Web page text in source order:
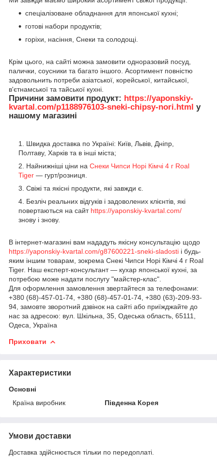
спеціалізоване обладнання для японської кухні;
готові набори продуктів;
горіхи, насіння, Снеки та солодощі.
Крім цього, на сайті можна замовити одноразовий посуд,
палички, соусники та багато іншого. Асортимент повністю
задовольнить потреби азіатської, корейської, китайської,
в'єтнамської та тайської кухні.
Причини замовити продукт: https://yaponskiy-
kvartal.com/p1188976103-sneki-chipsy-nori.html у
нашому магазині
Швидка доставка по Україні: Київ, Львів, Дніпр,
Полтаву, Харків та в інші міста;
Найнижніші ціни на Снеки Чипси Норі Кімчі 4 г Roal
Tiger — гурт/розниця.
Свіжі та якісні продукти, які завжди є.
Безліч реальних відгуків і задоволених клієнтів, які
повертаються на сайт https://yaponskiy-kvartal.com/
знову і знову.
В інтернет-магазині вам нададуть якісну консультацію щодо
https://yaponskiy-kvartal.com/g87600221-sneki-sladosti і будь-
яким іншим товарам, зокрема Снекі Чипси Норі Кімчі 4 г Roal
Tiger. Наш експерт-консультант — кухар японської кухні, за
потребою може надати послугу "майстер-клас".
Для оформлення замовлення звертайтеся за телефонами:
+380 (68)-457-01-74, +380 (68)-457-01-74, +380 (63)-209-93-
94, замовте зворотний дзвінок на сайті або приїжджайте до
нас за адресою: вул. Шкільна, 35, Одеська область, 65111,
Одеса, Україна
Приховати
Характеристики
Основні
Країна виробник
Південна Корея
Умови доставки
Доставка здійснюється тільки по передоплаті.